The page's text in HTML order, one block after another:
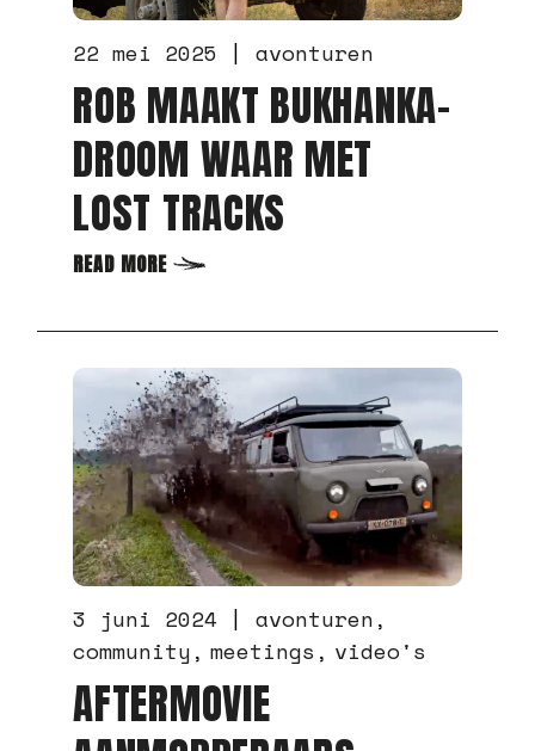
ONS OFFROAD NOOIT IN
DE STEEK GELATEN’
READ MORE
5 februari 2023 avonturen
‘DE UAZ HEEFT ONS OP
PLEKKEN GEBRACHT
WAAR MENIG CAMPER
NACHTMERRIES VAN